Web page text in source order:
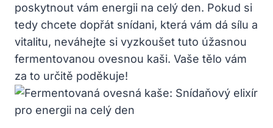
poskytnout vám energii na celý den. Pokud si
tedy chcete dopřát snídani, která vám dá sílu a
vitalitu, neváhejte si vyzkoušet tuto úžasnou
fermentovanou ovesnou kaši. Vaše tělo vám
za to určitě poděkuje!